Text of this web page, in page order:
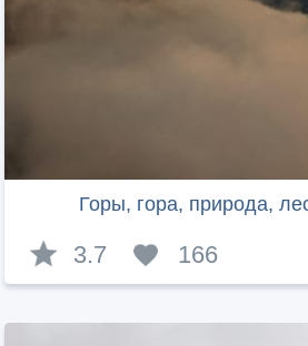
Горы, гора, природа,
3.7 166